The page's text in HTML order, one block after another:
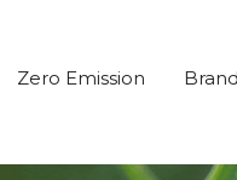
Zero Emission